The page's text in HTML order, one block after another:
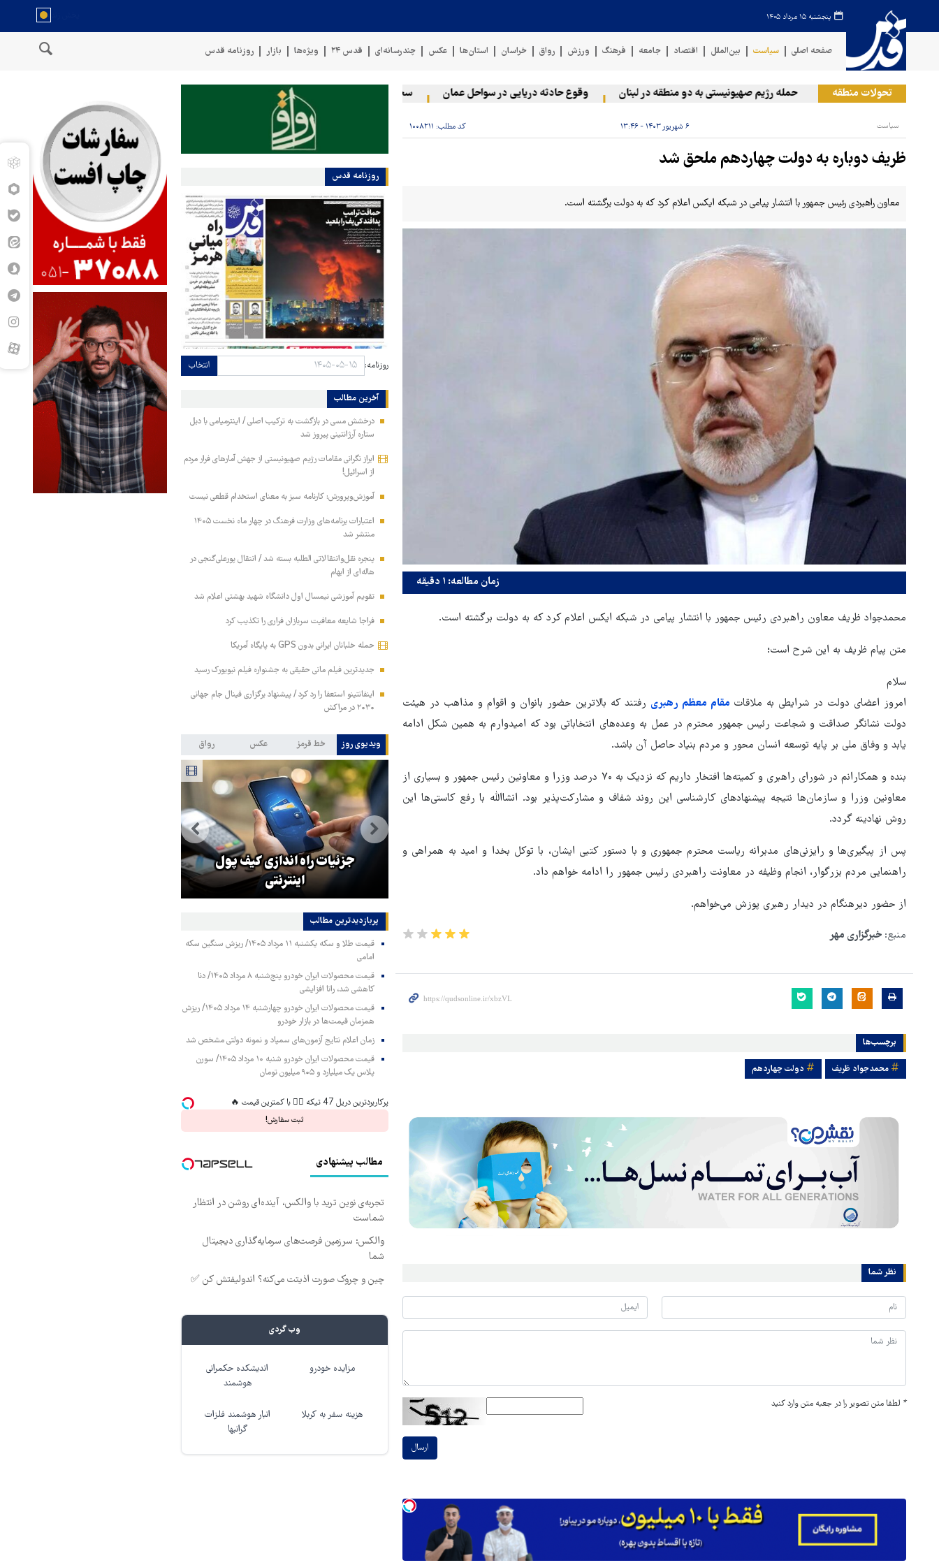
پنجشنبه ۱۵ مرداد ۱۴۰۵
صفحه اصلی سیاست بین‌الملل اقتصاد جامعه فرهنگ ورزش رواق خراسان استان‌ها عکس چندرسانه‌ای قدس ۲۴ ویژه‌ها بازار روزنامه قدس
تحولات منطقه حمله رژیم صهیونیستی به دو منطقه در لبنان وقوع حادثه دریایی در سواحل عمان سخنگوی نیروهای مسلح یمن: کشتی نفتی عربستان را با موشک بالستیک هدف قرار دادیم
سیاست ۶ شهریور ۱۴۰۳ - ۱۳:۴۶ کد مطلب: ۱۰۰۸۲۱۱
ظریف دوباره به دولت چهاردهم ملحق شد
معاون راهبردی رئیس جمهور با انتشار پیامی در شبکه ایکس اعلام کرد که به دولت برگشته است.
زمان مطالعه: ۱ دقیقه
محمدجواد ظریف معاون راهبردی رئیس جمهور با انتشار پیامی در شبکه ایکس اعلام کرد که به دولت برگشته است.
متن پیام ظریف به این شرح است؛
‌سلام
امروز اعضای دولت در شرایطی به ملاقات مقام معظم رهبری رفتند که بالاترین حضور بانوان و اقوام و مذاهب در هیئت
دولت نشانگر صداقت و شجاعت رئیس جمهور محترم در عمل به وعده‌های انتخاباتی بود که امیدوارم به همین شکل ادامه
یابد و وفاق ملی بر پایه توسعه انسان محور و مردم بنیاد حاصل آن باشد.
بنده و همکارانم در شورای راهبری و کمیته‌ها افتخار داریم که نزدیک به ۷۰ درصد وزرا و معاونین رئیس جمهور و بسیاری از
معاونین وزرا و سازمان‌ها نتیجه پیشنهادهای کارشناسی این روند شفاف و مشارکت‌پذیر بود. انشاالله با رفع کاستی‌ها این
روش نهادینه گردد.
پس از پیگیری‌ها و رایزنی‌های مدبرانه ریاست محترم جمهوری و با دستور کتبی ایشان، با توکل بخدا و امید به همراهی و
راهنمایی مردم بزرگوار، انجام وظیفه در معاونت راهبردی رئیس جمهور را ادامه خواهم داد.
از حضور دیرهنگام در دیدار رهبری پوزش می‌خواهم.
منبع: خبرگزاری مهر
برچسب‌ها
محمدجواد ظریف دولت چهاردهم
نظر شما
* لطفا متن تصویر را در جعبه متن وارد کنید
ارسال
روزنامه قدس
روزنامه: انتخاب
آخرین مطالب
درخشش مسی در بازگشت به ترکیب اصلی / اینترمیامی با دبل
ستاره آرژانتینی پیروز شد
ابراز نگرانی مقامات رژیم صهیونیستی از جهش آمارهای فرار مردم
از اسرائیل!
آموزش‌وپرورش: کارنامه سبز به معنای استخدام قطعی نیست
اعتبارات برنامه‌های وزارت فرهنگ در چهار ماه نخست ۱۴۰۵
منتشر شد
پنجره نقل‌وانتقالاتی الطلبه بسته شد / انتقال پورعلی‌گنجی در
هاله‌ای از ابهام
تقویم آموزشی نیمسال اول دانشگاه شهید بهشتی اعلام شد
فراجا شایعه معافیت سربازان فراری را تکذیب کرد
حمله خلبانان ایرانی بدون GPS به پایگاه آمریکا
جدیدترین فیلم مانی حقیقی به جشنواره فیلم نیویورک رسید
اینفانتینو استعفا را رد کرد / پیشنهاد برگزاری فینال جام جهانی
۲۰۳۰ در مراکش
ویدیوی روز خط قرمز عکس رواق
اندازی کیف پول
اینترنتی
ابراز نگرانی مقامات رژیم
صهیونیستی از جهش آمارهای فرار
مردم از اسرائیل!
حمله خلبانان ایرانی بدون GPS به
جزئیات راه اندازی کیف پول
اینترنتی
پربازدیدترین‌ مطالب
قیمت طلا و سکه یکشنبه ۱۱ مرداد ۱۴۰۵/ ریزش سنگین سکه
امامی
قیمت محصولات ایران خودرو پنج‌شنبه ۸ مرداد ۱۴۰۵/ دنا
کاهشی شد، رانا افزایشی
قیمت محصولات ایران خودرو چهارشنبه ۱۴ مرداد ۱۴۰۵/ ریزش
همزمان قیمت‌ها در بازار خودرو
زمان اعلام نتایج آزمون‌های سمپاد و نمونه دولتی مشخص شد
قیمت محصولات ایران خودرو شنبه ۱۰ مرداد ۱۴۰۵/ سورن
پلاس یک میلیارد و ۹۰۵ میلیون تومان
پرکاربردترین دریل 47 تیکه 👈🏻 با کمترین قیمت 🔥
ثبت سفارش!
مطالب پیشنهادی
تجربه‌ی نوین ترید با والکس، آینده‌ای روشن در انتظار
شماست
والکس: سرزمین فرصت‌های سرمایه‌گذاری دیجیتال
شما
چین و چروک صورت اذیتت می‌کنه؟ اندولیفتش کن ✅
وب گردی
مزایده خودرو
اندیشکده حکمرانی
هوشمند
هزینه سفر به کربلا
انبار هوشمند فلزات
گرانبها